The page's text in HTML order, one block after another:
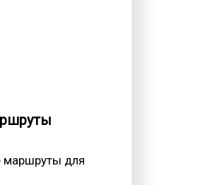
маршруты для